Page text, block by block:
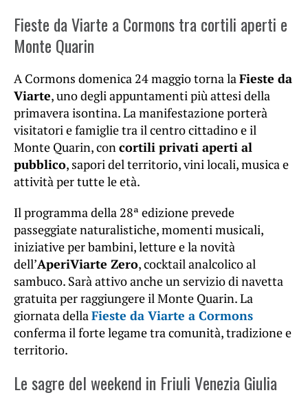
Fieste da Viarte a Cormons tra cortili aperti e
Monte Quarin
A Cormons domenica 24 maggio torna la Fieste da
Viarte, uno degli appuntamenti più attesi della
primavera isontina. La manifestazione porterà
visitatori e famiglie tra il centro cittadino e il
Monte Quarin, con cortili privati aperti al
pubblico, sapori del territorio, vini locali, musica e
attività per tutte le età.
Il programma della 28ª edizione prevede
passeggiate naturalistiche, momenti musicali,
iniziative per bambini, letture e la novità
dell’AperiViarte Zero, cocktail analcolico al
sambuco. Sarà attivo anche un servizio di navetta
gratuita per raggiungere il Monte Quarin. La
giornata della Fieste da Viarte a Cormons
conferma il forte legame tra comunità, tradizione e
territorio.
Le sagre del weekend in Friuli Venezia Giulia